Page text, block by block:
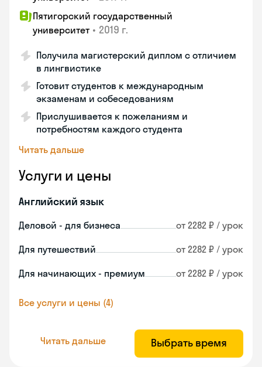
Пятигорский государственный
университет • 2019 г.
Получила магистерский диплом с отличием
в лингвистике
Готовит студентов к международным
экзаменам и собеседованиям
Прислушивается к пожеланиям и
потребностям каждого студента
Читать дальше
Услуги и цены
Английский язык
Деловой - для бизнеса от 2282 ₽ / урок
Для путешествий от 2282 ₽ / урок
Для начинающих - премиум от 2282 ₽ / урок
Все услуги и цены (4)
Читать дальше Выбрать время